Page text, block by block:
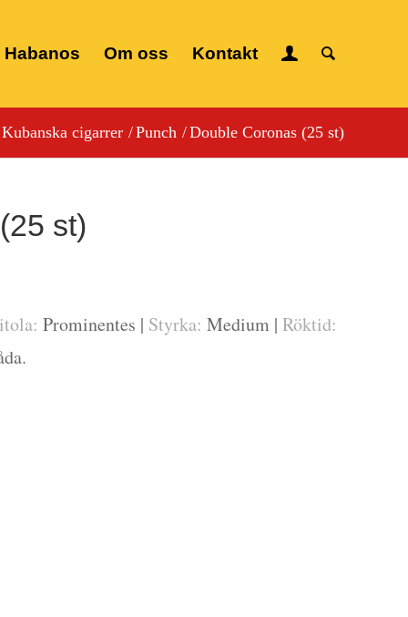
Habanos Om oss Kontakt
Kubanska cigarrer /Punch /Double Coronas (25 st)
st)
Prominentes | Styrka: Medium |Röktid: